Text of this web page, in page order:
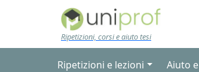
Skip to main content
Ripetizioni, corsi e aiuto tesi
Ripetizioni e lezioni Aiuto